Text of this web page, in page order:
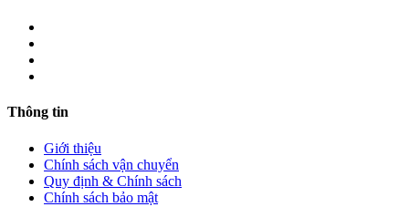
Thông tin
Giới thiệu
Chính sách vận chuyển
Quy định & Chính sách
Chính sách bảo mật